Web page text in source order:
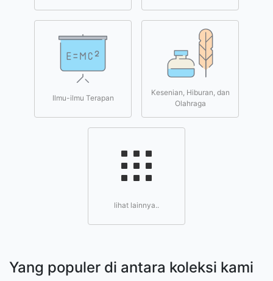
Ilmu-ilmu Terapan
Kesenian, Hiburan, dan
Olahraga
lihat lainnya..
Yang populer di antara koleksi kami